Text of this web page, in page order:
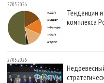
27.05.2026
Тенденции
комплекса
27.05.2026